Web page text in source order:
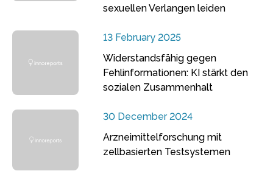
sexuellen Verlangen leiden
13 February 2025
Widerstandsfähig gegen
Fehlinformationen: KI stärkt den
sozialen Zusammenhalt
30 December 2024
Arzneimittelforschung mit
zellbasierten Testsystemen